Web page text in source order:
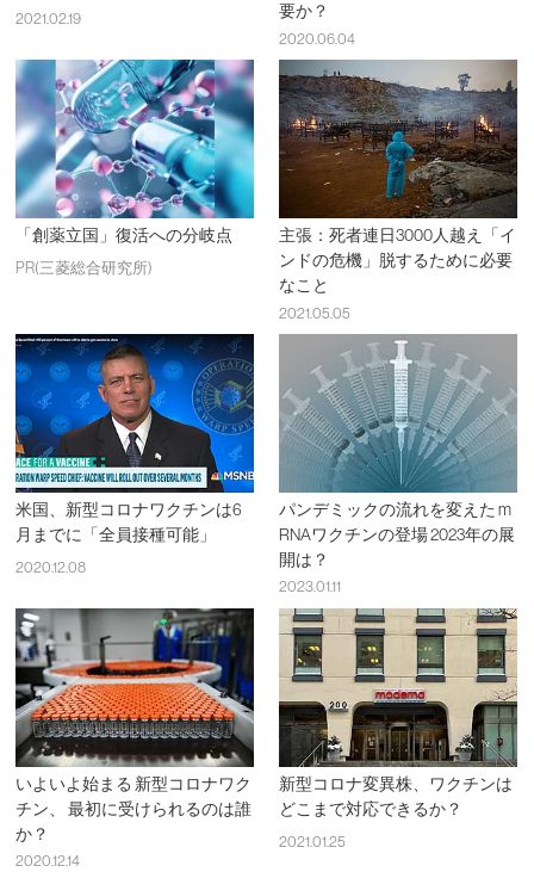
2021.02.19
要か？
2020.06.04
「創薬立国」復活への分岐点
PR(三菱総合研究所)
主張：死者連日3000人越え「イ
ンドの危機」脱するために必要
なこと
2021.05.05
米国、新型コロナワクチンは6
月までに「全員接種可能」
2020.12.08
パンデミックの流れを変えた m
RNAワクチンの登場 2023年の展
開は？
2023.01.11
いよいよ始まる 新型コロナワク
チン、 最初に受けられるのは誰
か？
2020.12.14
新型コロナ変異株、ワクチンは
どこまで対応できるか？
2021.01.25